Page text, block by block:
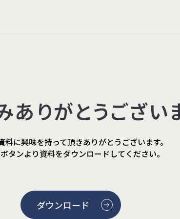
ありがとうござい
料に興味を持って頂きありがとうございます。
タンより資料をダウンロードしてください。
ダウンロード